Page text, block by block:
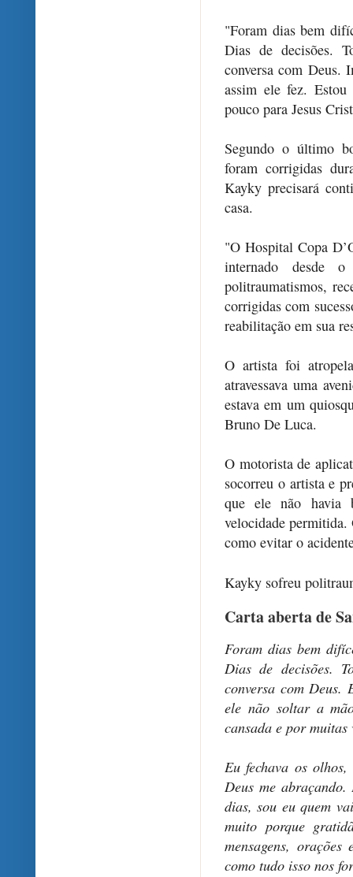
"Foram dias bem
Dias de decisões.
conversa com Deus.
assim ele fez.
pouco para Jesus
Segundo o último
foram corrigidas
Kayky precisará
casa.
"O Hospital Copa
internado desde
politraumatismos,
corrigidas com
reabilitação em sua
O artista foi
atravessava uma
estava em um
Bruno De Luca.
O motorista de
socorreu o artista e
que ele não havia
velocidade
como evitar o
Kayky sofreu
Carta aberta de
Foram dias bem
Dias de decisões.
conversa com Deus.
ele não soltar a
cansada e por muitas
Eu fechava os
Deus me
dias, sou eu quem
muito porque
mensagens,
como tudo isso nos